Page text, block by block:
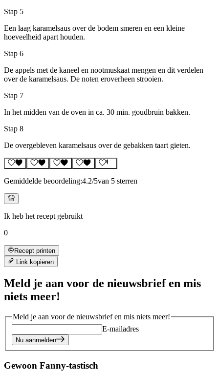
Stap 5
Een laag karamelsaus over de bodem smeren en een kleine
hoeveelheid apart houden.
Stap 6
De appels met de kaneel en nootmuskaat mengen en dit verdelen
over de karamelsaus. De noten eroverheen strooien.
Stap 7
In het midden van de oven in ca. 30 min. goudbruin bakken.
Stap 8
De overgebleven karamelsaus over de gebakken taart gieten.
Gemiddelde beoordeling:4.2/5van 5 sterren
Ik heb het recept gebruikt
0
Recept printen
Link kopiëren
Meld je aan voor de nieuwsbrief en mis
niets meer!
Meld je aan voor de nieuwsbrief en mis niets meer!
E-mailadres
Nu aanmelden
Gewoon Fanny-tastisch